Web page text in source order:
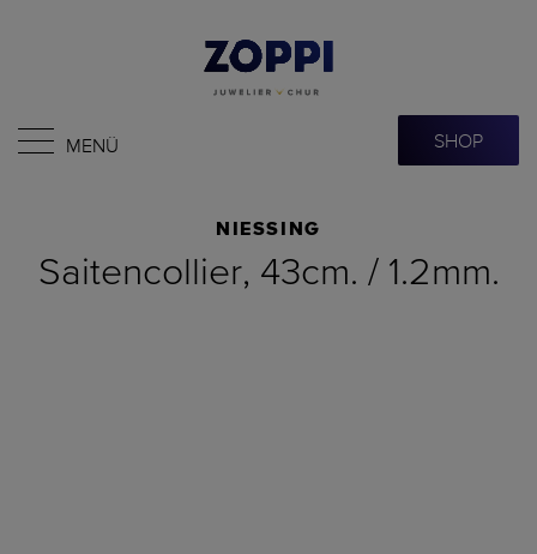
MENÜ SHOP
NIESSING
Saitencollier, 43cm. / 1.2mm.